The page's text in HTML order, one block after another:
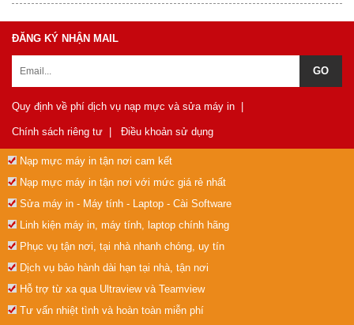
ĐĂNG KÝ NHẬN MAIL
Quy định về phí dịch vụ nạp mực và sửa máy in
Chính sách riêng tư Điều khoản sử dụng
Nạp mực máy in tận nơi cam kết
Nạp mực máy in tận nơi với mức giá rẻ nhất
Sửa máy in - Máy tính - Laptop - Cài Software
Linh kiện máy in, máy tính, laptop chính hãng
Phục vụ tận nơi, tại nhà nhanh chóng, uy tín
Dịch vụ bảo hành dài hạn tại nhà, tận nơi
Hỗ trợ từ xa qua Ultraview và Teamview
Tư vấn nhiệt tình và hoàn toàn miễn phí